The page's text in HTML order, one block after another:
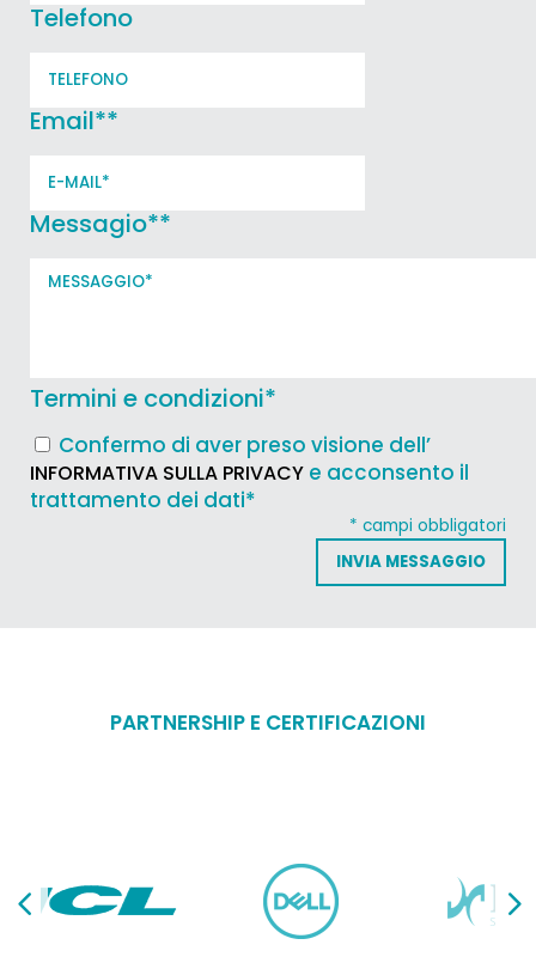
Telefono
Email**
Messagio**
Termini e condizioni*
Confermo di aver preso visione dell’
INFORMATIVA SULLA PRIVACY e acconsento il
trattamento dei dati*
* campi obbligatori
PARTNERSHIP E CERTIFICAZIONI